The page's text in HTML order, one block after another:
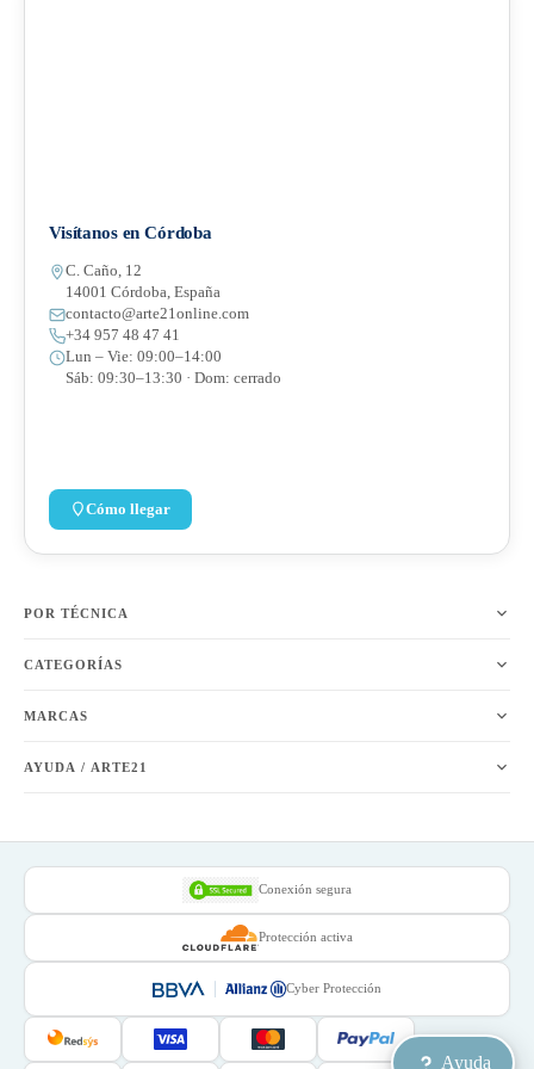
POR TÉCNICA
CATEGORÍAS
MARCAS
AYUDA / ARTE21
Visítanos en Córdoba
C. Caño, 12
14001 Córdoba, España
contacto@arte21online.com
+34 957 48 47 41
Lun – Vie: 09:00–14:00
Sáb: 09:30–13:30 · Dom: cerrado
Cómo llegar
Conexión segura
Protección activa
Cyber Protección
Ayuda